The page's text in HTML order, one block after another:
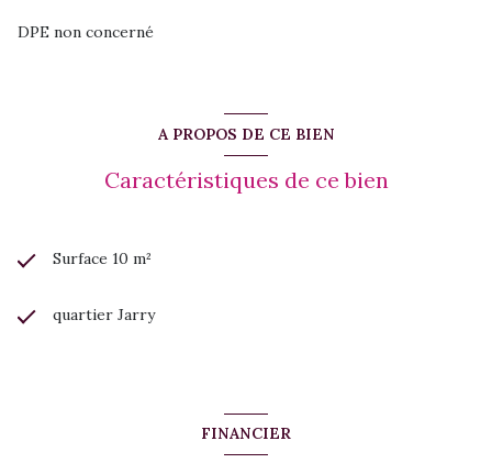
DPE non concerné
A PROPOS DE CE BIEN
Caractéristiques de ce bien
Surface 10 m²
quartier Jarry
FINANCIER